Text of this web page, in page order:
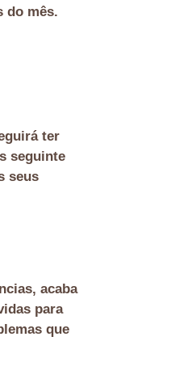
do mês.
ter
seguinte
seus
acaba
para
que